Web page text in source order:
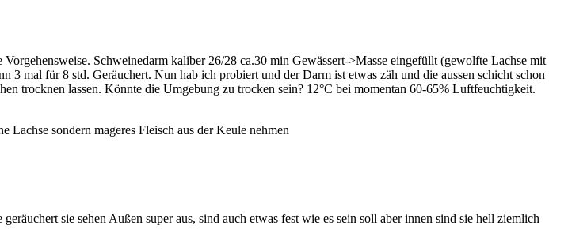
Schweinedarm kaliber 26/28 ca.30 min Gewässert->Masse eingefüllt (gewolfte Lachse mit
3 mal für 8 std. Geräuchert. Nun hab ich probiert und der Darm ist etwas zäh und die aussen schicht schon
trocknen lassen. Könnte die Umgebung zu trocken sein? 12°C bei momentan 60-65% Luftfeuchtigkeit.
sondern mageres Fleisch aus der Keule nehmen
sie sehen Außen super aus, sind auch etwas fest wie es sein soll aber innen sind sie hell ziemlich